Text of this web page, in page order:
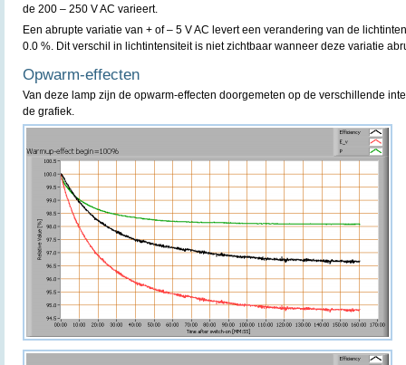
de 200 – 250 V AC varieert.
Een abrupte variatie van + of – 5 V AC levert een verandering van de
0.0 %. Dit verschil in lichtintensiteit is niet zichtbaar wanneer deze variatie
Opwarm-effecten
Van deze lamp zijn de opwarm-effecten doorgemeten op de verschillende
de grafiek.